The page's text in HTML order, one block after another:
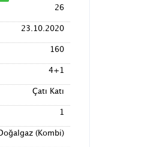
26
23.10.2020
160
4+1
Çatı Katı
1
Doğalgaz (Kombi)